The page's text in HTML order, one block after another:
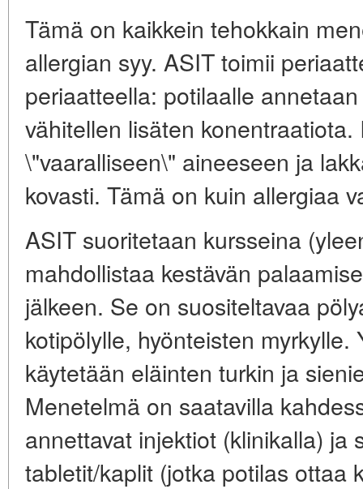
Tämä on kaikkein tehokkain
allergian syy. ASIT toimii
periaatteella: potilaalle
vähitellen lisäten
\"vaaralliseen\" aineeseen ja
kovasti. Tämä on kuin allergiaa
ASIT suoritetaan kursseina
mahdollistaa kestävän
jälkeen. Se on suositeltavaa
kotipölylle, hyönteisten
käytetään eläinten turkin ja
Menetelmä on saatavilla
annettavat injektiot (klinikalla) ja
tabletit/kaplit (jotka potilas ottaa